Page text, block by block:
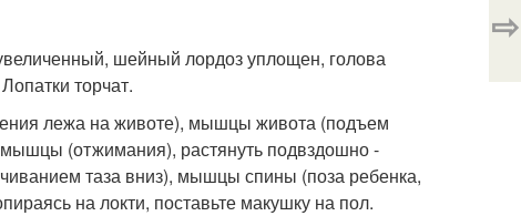
шейный лордоз уплощен, голова
торчат.
лежа на животе), мышцы живота (подъем
(отжимания), растянуть подвздошно -
таза вниз), мышцы спины (поза ребенка,
на локти, поставьте макушку на пол.
⇨